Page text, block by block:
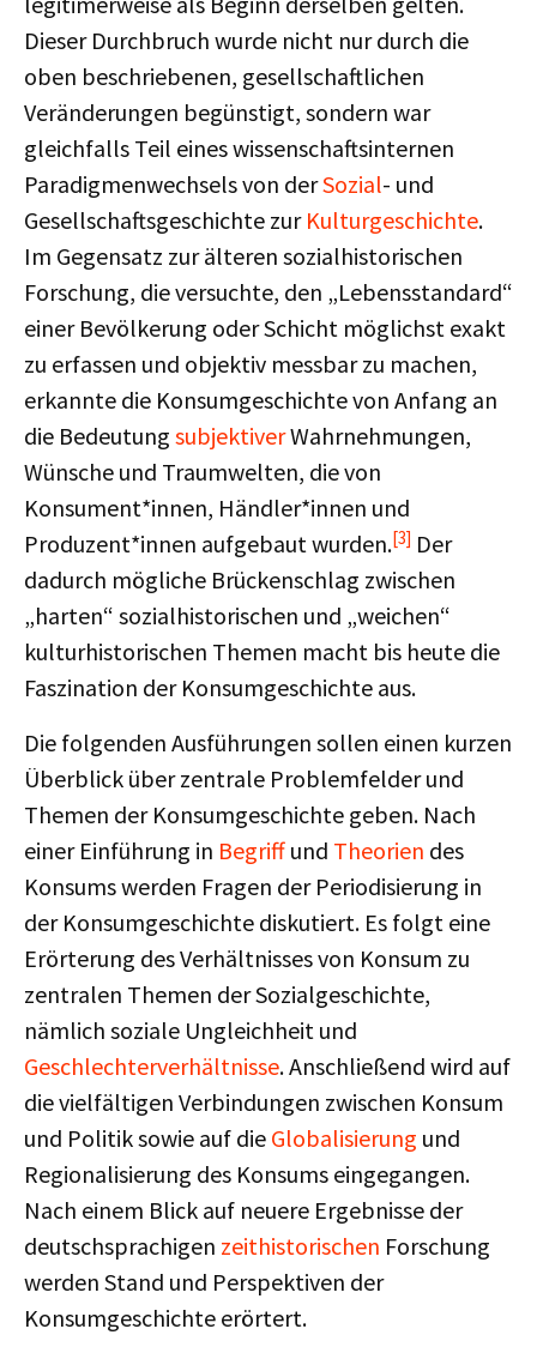
Dieser Durchbruch wurde nicht nur durch die
oben beschriebenen, gesellschaftlichen
Veränderungen begünstigt, sondern war
gleichfalls Teil eines wissenschaftsinternen
Paradigmenwechsels von derSozial- und
Gesellschaftsgeschichte zur Kulturgeschichte.
Im Gegensatz zur älteren sozialhistorischen
Forschung, die versuchte, den „Lebensstandard“
einer Bevölkerung oder Schicht möglichst exakt
zu erfassen und objektiv messbar zu machen,
erkannte die Konsumgeschichte von Anfang an
die Bedeutung subjektiverWahrnehmungen,
Wünsche und Traumwelten, die von
Konsument*innen, Händler*innen und
Produzent*innen aufgebaut wurden.[3] Der
dadurch mögliche Brückenschlag zwischen
„harten“ sozialhistorischen und „weichen“
kulturhistorischen Themen macht bis heute die
Faszination der Konsumgeschichte aus.
Die folgenden Ausführungen sollen einen kurzen
Überblick über zentrale Problemfelder und
Themen der Konsumgeschichte geben. Nach
einer Einführung in Begriff und Theorien des
Konsums werden Fragen der Periodisierung in
der Konsumgeschichte diskutiert. Es folgt eine
Erörterung des Verhältnisses von Konsum zu
zentralen Themen der Sozialgeschichte,
nämlich soziale Ungleichheit und
Geschlechterverhältnisse. Anschließend wird auf
die vielfältigen Verbindungen zwischen Konsum
und Politik sowie auf die Globalisierung und
Regionalisierung des Konsums eingegangen.
Nach einem Blick auf neuere Ergebnisse der
deutschsprachigen zeithistorischen Forschung
werden Stand und Perspektiven der
Konsumgeschichte erörtert.